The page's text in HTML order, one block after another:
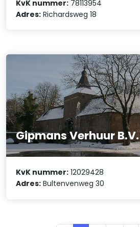
KvK nummer: 78113954
Adres: Richardsweg 18
Gipmans Verhuur B.V.
KvK nummer: 12029428
Adres: Bultenvenweg 30